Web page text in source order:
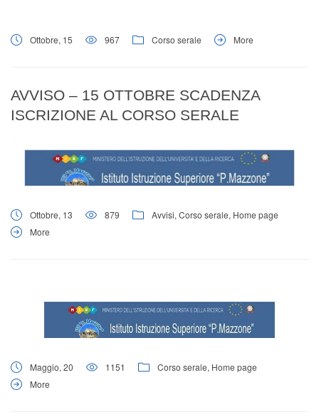
Ottobre, 15 967 Corso serale More
AVVISO – 15 OTTOBRE SCADENZA
ISCRIZIONE AL CORSO SERALE
Ottobre, 13 879 Avvisi, Corso serale, Home page
More
Maggio, 20 1151 Corso serale, Home page
More